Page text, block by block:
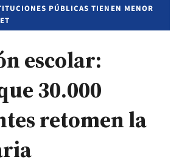
PÚBLICAS TIENEN MENOR
escolar:
30.000
retomen la